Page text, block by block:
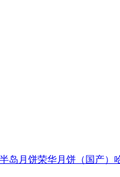
岛月饼荣华月饼（国产）